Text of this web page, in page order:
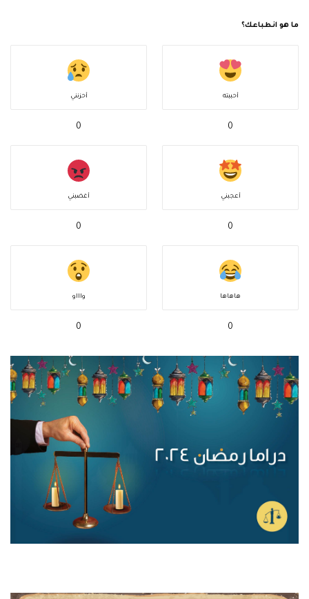
ما هو انطباعك؟
أحببته
0
أحزنني
0
أعجبني
0
أغضبني
0
هاهاها
0
واااو
0